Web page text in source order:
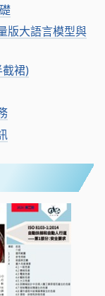
版大語言模型與
裙)